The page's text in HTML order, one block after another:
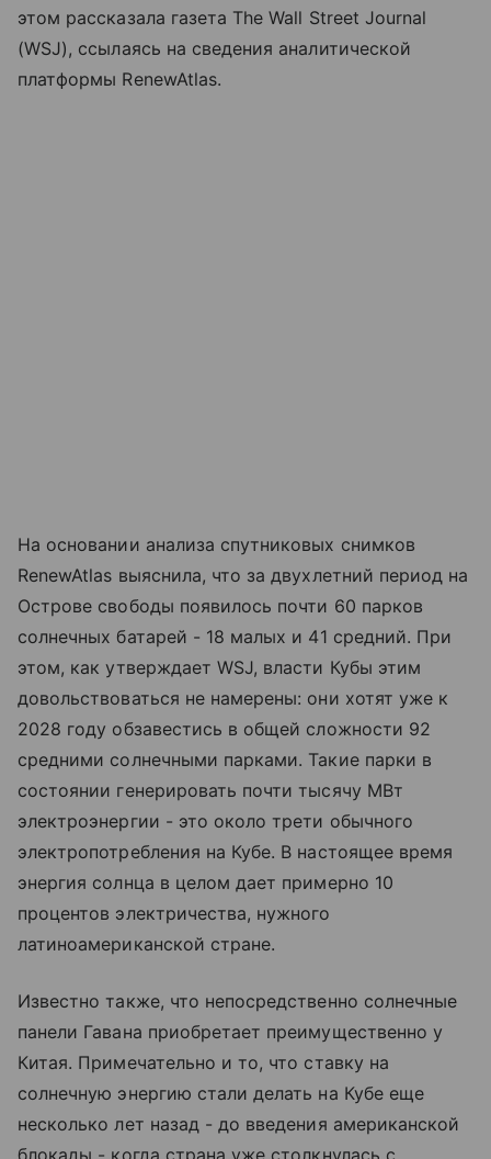
этом рассказала газета The Wall Street Journal
(WSJ), ссылаясь на сведения аналитической
платформы RenewAtlas.
На основании анализа спутниковых снимков
RenewAtlas выяснила, что за двухлетний период на
Острове свободы появилось почти 60 парков
солнечных батарей - 18 малых и 41 средний. При
этом, как утверждает WSJ, власти Кубы этим
довольствоваться не намерены: они хотят уже к
2028 году обзавестись в общей сложности 92
средними солнечными парками. Такие парки в
состоянии генерировать почти тысячу МВт
электроэнергии - это около трети обычного
электропотребления на Кубе. В настоящее время
энергия солнца в целом дает примерно 10
процентов электричества, нужного
латиноамериканской стране.
Известно также, что непосредственно солнечные
панели Гавана приобретает преимущественно у
Китая. Примечательно и то, что ставку на
солнечную энергию стали делать на Кубе еще
несколько лет назад - до введения американской